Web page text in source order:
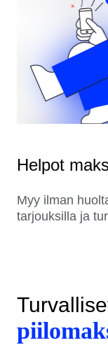
Helpot
Myy ilman
tarjouksilla ja